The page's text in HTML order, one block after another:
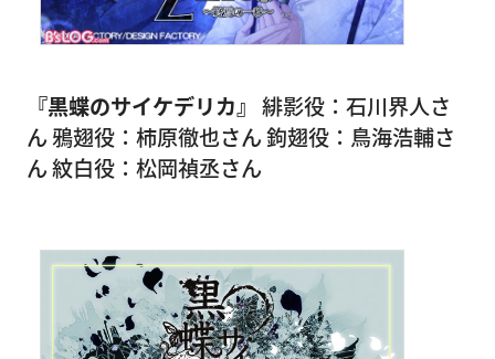
『黒蝶のサイケデリカ』 緋影役：石川界人さ
ん 鴉翅役：柿原徹也さん 鉤翅役：鳥海浩輔さ
ん 紋白役：松岡禎丞さん